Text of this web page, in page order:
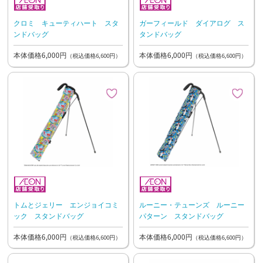
クロミ キューティハート スタ
ンドバッグ
本体価格6,000円 （税込価格6,600円）
ガーフィールド ダイアログ ス
タンドバッグ
本体価格6,000円 （税込価格6,600円）
トムとジェリー エンジョイコミ
ック スタンドバッグ
本体価格6,000円 （税込価格6,600円）
ルーニー・テューンズ ルーニー
パターン スタンドバッグ
本体価格6,000円 （税込価格6,600円）